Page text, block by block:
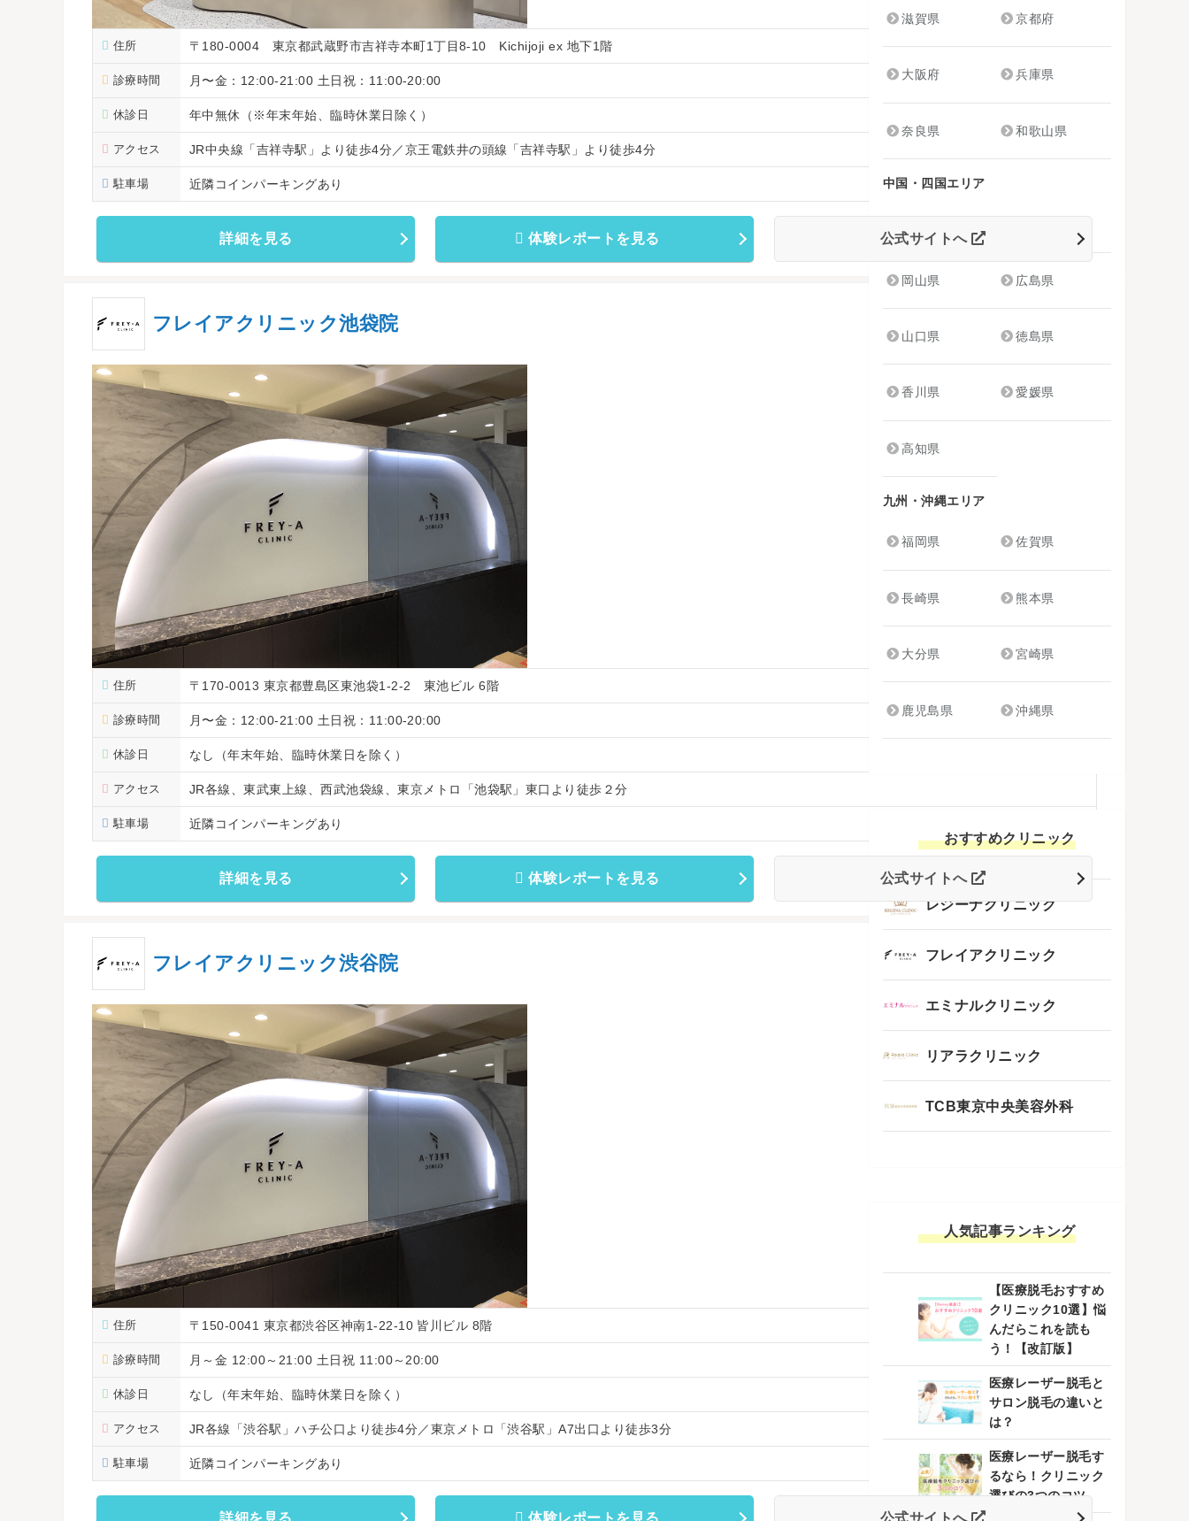
住所 〒180-0004 東京都武蔵野市吉祥寺本町1丁目8-10 Kichijoji ex 地下1階
診療時間 月〜金：12:00-21:00 土日祝：11:00-20:00
休診日 年中無休（※年末年始、臨時休業日除く）
アクセス JR中央線「吉祥寺駅」より徒歩4分／京王電鉄井の頭線「吉祥寺駅」より徒歩4分
駐車場 近隣コインパーキングあり
詳細を見る 体験レポートを見る 公式サイトへ
フレイアクリニック池袋院
住所 〒170-0013 東京都豊島区東池袋1-2-2 東池ビル 6階
診療時間 月〜金：12:00-21:00 土日祝：11:00-20:00
休診日 なし（年末年始、臨時休業日を除く）
アクセス JR各線、東武東上線、西武池袋線、東京メトロ「池袋駅」東口より徒歩２分
駐車場 近隣コインパーキングあり
詳細を見る 体験レポートを見る 公式サイトへ
フレイアクリニック渋谷院
住所 〒150-0041 東京都渋谷区神南1-22-10 皆川ビル 8階
診療時間 月～金 12:00～21:00 土日祝 11:00～20:00
休診日 なし（年末年始、臨時休業日を除く）
アクセス JR各線「渋谷駅」ハチ公口より徒歩4分／東京メトロ「渋谷駅」A7出口より徒歩3分
駐車場 近隣コインパーキングあり
詳細を見る 体験レポートを見る 公式サイトへ
滋賀県 京都府
大阪府 兵庫県
奈良県 和歌山県
中国・四国エリア
岡山県 広島県
山口県 徳島県
香川県 愛媛県
高知県
九州・沖縄エリア
福岡県 佐賀県
長崎県 熊本県
大分県 宮崎県
鹿児島県 沖縄県
おすすめクリニック
レジーナクリニック
フレイアクリニック
エミナルクリニック
リアラクリニック
TCB東京中央美容外科
人気記事ランキング
【医療脱毛おすすめ
クリニック10選】悩
んだらこれを読も
う！【改訂版】
医療レーザー脱毛と
サロン脱毛の違いと
は？
医療レーザー脱毛す
るなら！クリニック
選びの3つのコツ